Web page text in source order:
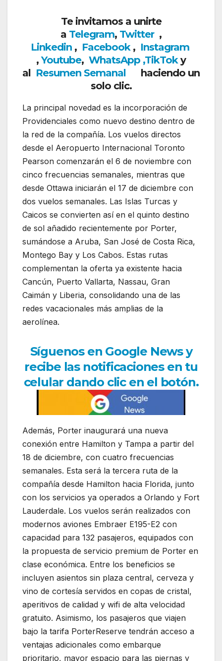
Te invitamos a unirte
a Telegram, Twitter ,
Linkedin, Facebook, Instagram
,Youtube, WhatsApp ,TikToky
al Resumen Semanal haciendo un
solo clic.
La principal novedad es la incorporación de
Providenciales como nuevo destino dentro de
la red de la compañía. Los vuelos directos
desde el Aeropuerto Internacional Toronto
Pearson comenzarán el 6 de noviembre con
cinco frecuencias semanales, mientras que
desde Ottawa iniciarán el 17 de diciembre con
dos vuelos semanales. Las Islas Turcas y
Caicos se convierten así en el quinto destino
de sol añadido recientemente por Porter,
sumándose a Aruba, San José de Costa Rica,
Montego Bay y Los Cabos. Estas rutas
complementan la oferta ya existente hacia
Cancún, Puerto Vallarta, Nassau, Gran
Caimán y Liberia, consolidando una de las
redes vacacionales más amplias de la
aerolínea.
Síguenos en Google News y
recibe las notificaciones en tu
celular dando clic en el botón.
Además, Porter inaugurará una nueva
conexión entre Hamilton y Tampa a partir del
18 de diciembre, con cuatro frecuencias
semanales. Esta será la tercera ruta de la
compañía desde Hamilton hacia Florida, junto
con los servicios ya operados a Orlando y Fort
Lauderdale. Los vuelos serán realizados con
modernos aviones Embraer E195-E2 con
capacidad para 132 pasajeros, equipados con
la propuesta de servicio premium de Porter en
clase económica. Entre los beneficios se
incluyen asientos sin plaza central, cerveza y
vino de cortesía servidos en copas de cristal,
aperitivos de calidad y wifi de alta velocidad
gratuito. Asimismo, los pasajeros que viajen
bajo la tarifa PorterReserve tendrán acceso a
ventajas adicionales como embarque
prioritario, mayor espacio para las piernas y